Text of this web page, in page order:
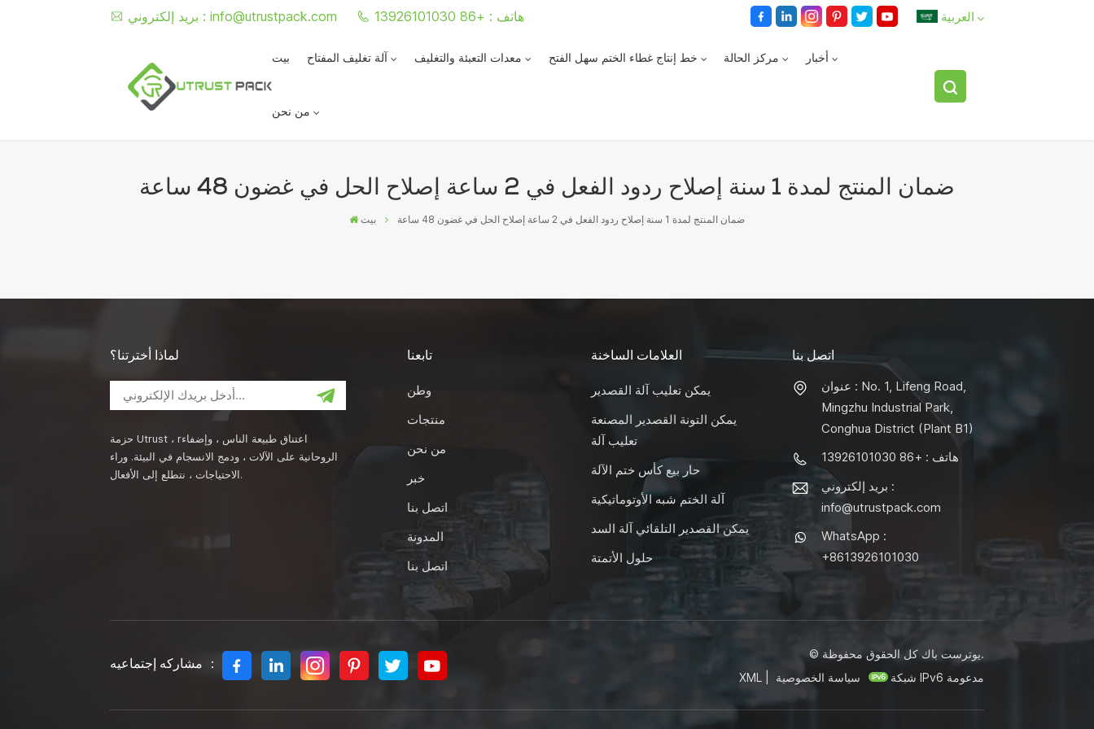
بريد إلكتروني : info@utrustpack.com هاتف : +86 13926101030 العربية
بيت آلة تغليف المفتاح معدات التعبئة والتغليف خط إنتاج غطاء الختم سهل الفتح مركز الحالة أخبار
من نحن
ضمان المنتج لمدة 1 سنة إصلاح ردود الفعل في 2 ساعة إصلاح الحل في غضون 48 ساعة
بيت ضمان المنتج لمدة 1 سنة إصلاح ردود الفعل في 2 ساعة إصلاح الحل في غضون 48 ساعة
لماذا أخترتنا؟
حزمة Utrust ، rاعتناق طبيعة الناس ، وإضفاء
الروحانية على الآلات ، ودمج الانسجام في البيئة. وراء
الاحتياجات ، نتطلع إلى الأفعال.
تابعنا
وطن
منتجات
من نحن
خبر
اتصل بنا
المدونة
اتصل بنا
العلامات الساخنة
يمكن تعليب آلة القصدير
يمكن التونة القصدير المصنعة
تعليب آلة
حار بيع كأس ختم الآلة
آلة الختم شبه الأوتوماتيكية
يمكن القصدير التلقائي آلة السد
حلول الأتمتة
اتصل بنا
عنوان : No. 1, Lifeng Road,
Mingzhu Industrial Park,
Conghua District (Plant B1)
هاتف : +86 13926101030
بريد إلكتروني :
info@utrustpack.com
WhatsApp :
+8613926101030
مشاركه إجتماعيه ：
© يوترست باك كل الحقوق محفوظة.
XML
سياسة الخصوصية شبكة IPv6 مدعومة